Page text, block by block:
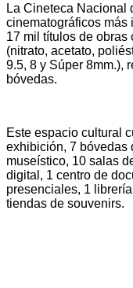
La Cineteca Nacional
cinematográficos más
17 mil títulos de obras
(nitrato, acetato,
9.5, 8 y Súper 8mm.),
bóvedas.
Este espacio cultural
exhibición, 7 bóvedas
museístico, 10 salas
digital, 1 centro de
presenciales, 1
tiendas de souvenirs.